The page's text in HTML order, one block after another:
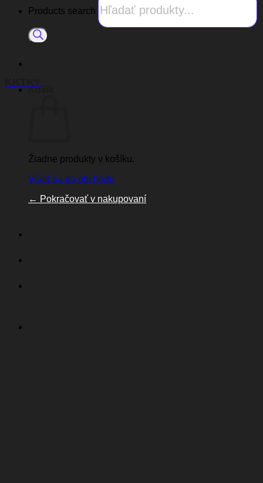
Products search
Košík
Žiadne produkty v košíku.
Vrátiť sa do obchodu
← Pokračovať v nakupovaní